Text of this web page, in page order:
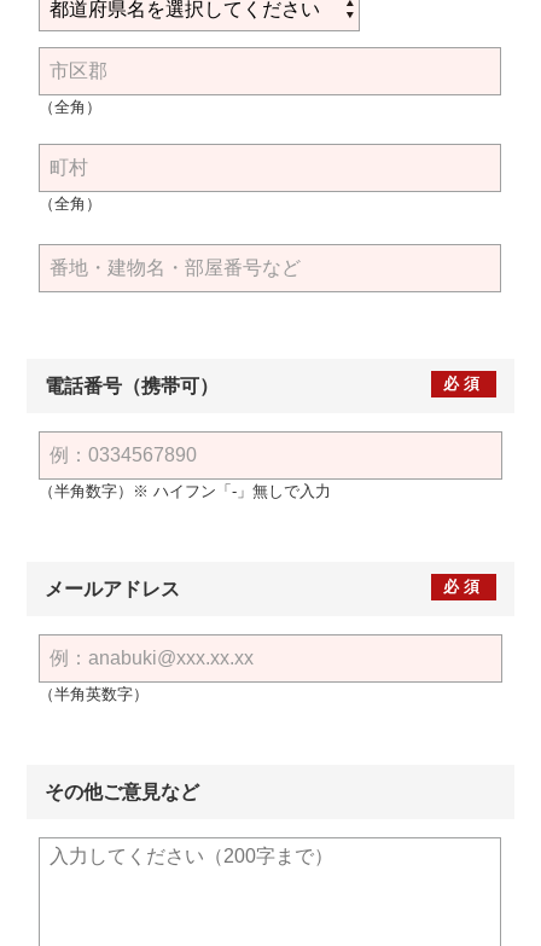
（全角）
（全角）
必須
電話番号（携帯可）
（半角数字）※ ハイフン「-」無しで入力
必須
メールアドレス
（半角英数字）
その他ご意見など